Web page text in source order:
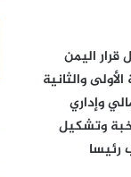
اليمن
والثانية
وإداري
وتشكيل
رئيسا